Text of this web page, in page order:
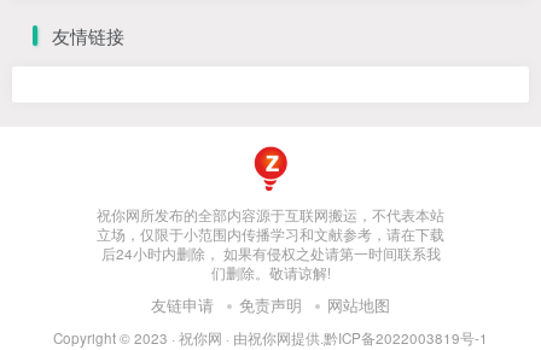
友情链接
祝你网所发布的全部内容源于互联网搬运，不代表本站
立场，仅限于小范围内传播学习和文献参考，请在下载
后24小时内删除， 如果有侵权之处请第一时间联系我
们删除。敬请谅解!
友链申请 免责声明 网站地图
Copyright © 2023 · 祝你网 · 由祝你网提供.黔ICP备2022003819号-1